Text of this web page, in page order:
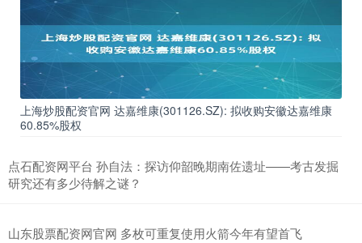
上海炒股配资官网 达嘉维康(301126.SZ): 拟收购安徽达嘉维康
60.85%股权
点石配资网平台 孙自法：探访仰韶晚期南佐遗址——考古发掘
研究还有多少待解之谜？
山东股票配资网官网 多枚可重复使用火箭今年有望首飞